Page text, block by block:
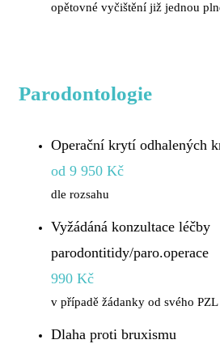
opětovné vyčištění již jednou
Parodontologie
Operační krytí odhalených
od 9 950 Kč
dle rozsahu
Vyžádáná konzultace léčby
parodontitidy/paro.operace
990 Kč
v případě žádanky od svého PZL
Dlaha proti bruxismu